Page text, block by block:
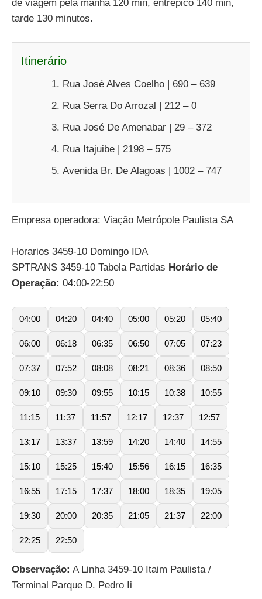
de viagem pela manha 120 min, entrepico 140 min,
tarde 130 minutos.
Itinerário
Rua José Alves Coelho | 690 – 639
Rua Serra Do Arrozal | 212 – 0
Rua José De Amenabar | 29 – 372
Rua Itajuibe | 2198 – 575
Avenida Br. De Alagoas | 1002 – 747
Empresa operadora: Viação Metrópole Paulista SA
Horarios 3459-10 Domingo IDA
SPTRANS 3459-10 Tabela Partidas Horário de
Operação: 04:00-22:50
04:00 04:20 04:40 05:00 05:20 05:40
06:00 06:18 06:35 06:50 07:05 07:23
07:37 07:52 08:08 08:21 08:36 08:50
09:10 09:30 09:55 10:15 10:38 10:55
11:15 11:37 11:57 12:17 12:37 12:57
13:17 13:37 13:59 14:20 14:40 14:55
15:10 15:25 15:40 15:56 16:15 16:35
16:55 17:15 17:37 18:00 18:35 19:05
19:30 20:00 20:35 21:05 21:37 22:00
22:25 22:50
Observação: A Linha 3459-10 Itaim Paulista /
Terminal Parque D. Pedro Ii